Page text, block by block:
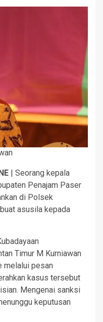
| Seorang kepala
Penajam Paser
di Polsek
asusila kepada
Timur M Kurniawan
melalui pesan
kasus tersebut
Mengenai sanksi
keputusan